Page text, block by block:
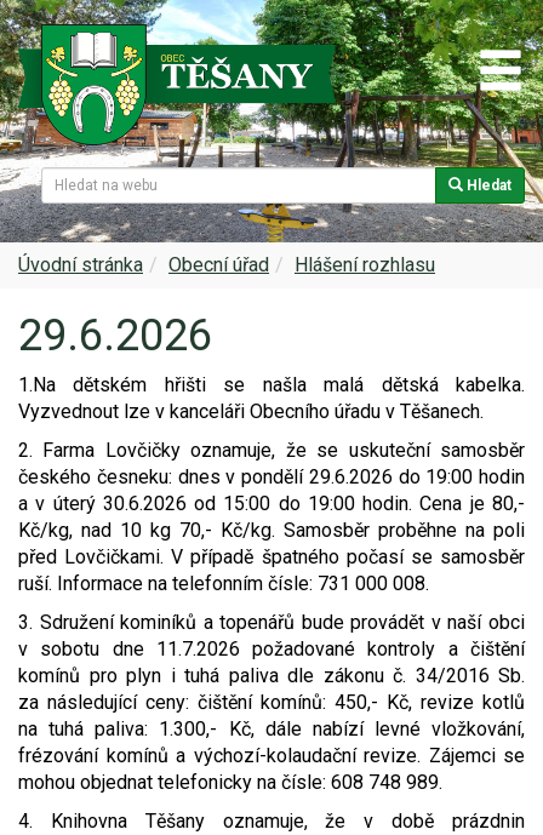
Hledat
Úvodní stránka Obecní úřad Hlášení rozhlasu
29.6.2026
1.Na dětském hřišti se našla malá dětská kabelka.
Vyzvednout lze v kanceláři Obecního úřadu v Těšanech.
2. Farma Lovčičky oznamuje, že se uskuteční samosběr
českého česneku: dnes v pondělí 29.6.2026 do 19:00 hodin
a v úterý 30.6.2026 od 15:00 do 19:00 hodin. Cena je 80,-
Kč/kg, nad 10 kg 70,- Kč/kg. Samosběr proběhne na poli
před Lovčičkami. V případě špatného počasí se samosběr
ruší. Informace na telefonním čísle: 731 000 008.
3. Sdružení kominíků a topenářů bude provádět v naší obci
v sobotu dne 11.7.2026 požadované kontroly a čištění
komínů pro plyn i tuhá paliva dle zákonu č. 34/2016 Sb.
za následující ceny: čištění komínů: 450,- Kč, revize kotlů
na tuhá paliva: 1.300,- Kč, dále nabízí levné vložkování,
frézování komínů a výchozí-kolaudační revize. Zájemci se
mohou objednat telefonicky na čísle: 608 748 989.
4. Knihovna Těšany oznamuje, že v době prázdnin
Naše obec
Z historie
Památky v Těšanech
Zajímavosti v obci
Znak a prapor obce
Virtuální prohlídka
Video - průlet dronem
Naše koně
Úřední deska
Samospráva
Dokumenty obce
Projekty
Matrika
Hlášení rozhlasu
Poruchy, omezení
Mapové služby
Kontakty a info
Zpravodaj
Spolky a sdružení
Kultura
Obecní knihovna
Srub
Sport
Ohlédnutí za lety 2015-2019
Okolní obce
Škola
Farnost
Služby, firmy
Zdravotní služby
Foto, video
Rezervační systém obce
Nabídka práce
Smuteční oznámení
Odkazy